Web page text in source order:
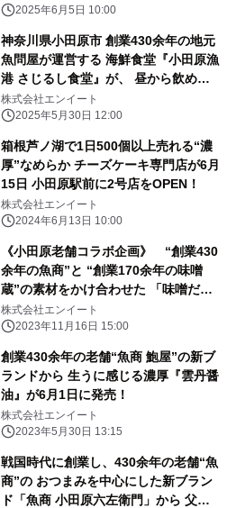
で開催！
2025年6月5日 10:00
神奈川県小田原市 創業430余年の地元
魚問屋が運営する 海鮮食堂『小田原漁
港 さじるし食堂』が、 昼から飲める
「半生アジフライ・生ビールセット」
を 6/1から提供開始
株式会社エンイート
2025年5月30日 12:00
箱根芦ノ湖で1日500個以上売れる“濃
厚”なめらか チーズケーキ専門店が6月
15日 小田原駅前に2号店をOPEN！
株式会社エンイート
2024年6月13日 10:00
《小田原老舗コラボ企画》 “創業430
余年の魚商”と “創業170余年の味噌
蔵”の素材をかけ合わせた 「味噌だし
焼きおむすび」が11月20日から販売開
始！
株式会社エンイート
2023年11月16日 15:00
創業430余年の老舗“魚商 鮑屋”の新ブ
ランドから 生うに感じる濃厚『雲丹醤
油』が6月1日に発売！
株式会社エンイート
2023年5月30日 13:15
戦国時代に創業し、430余年の老舗“魚
商”の おつまみを中心にした新ブラン
ド「魚商 小田原六左衛門」から 父の